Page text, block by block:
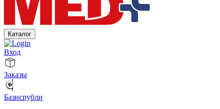
Каталог
Вход
Заказы
Базисрубли